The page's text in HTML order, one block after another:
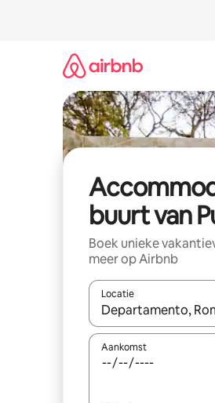
buurt van
Boek unieke
meer op Airbnb
Locatie
Wanneer er
Aankomst